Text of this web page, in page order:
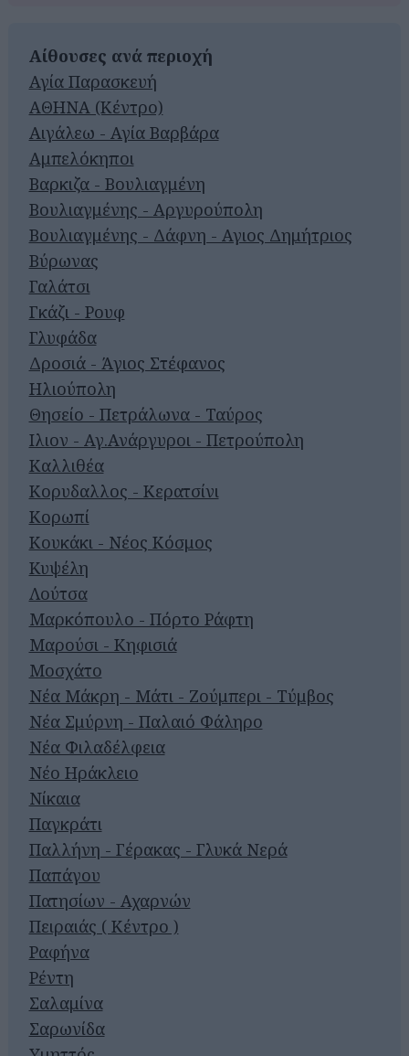
Αίθουσες ανά περιοχή
Αγία Παρασκευή
ΑΘΗΝΑ (Κέντρο)
Αιγάλεω - Αγία Βαρβάρα
Αμπελόκηποι
Βαρκιζα - Βουλιαγμένη
Βουλιαγμένης - Αργυρούπολη
Βουλιαγμένης - Δάφνη - Αγιος Δημήτριος
Βύρωνας
Γαλάτσι
Γκάζι - Ρουφ
Γλυφάδα
Δροσιά - Άγιος Στέφανος
Ηλιούπολη
Θησείο - Πετράλωνα - Ταύρος
Ιλιον - Αγ.Ανάργυροι - Πετρούπολη
Καλλιθέα
Κορυδαλλος - Κερατσίνι
Κορωπί
Κουκάκι - Νέος Κόσμος
Κυψέλη
Λούτσα
Μαρκόπουλο - Πόρτο Ράφτη
Μαρούσι - Κηφισιά
Μοσχάτο
Νέα Μάκρη - Μάτι - Ζούμπερι - Τύμβος
Νέα Σμύρνη - Παλαιό Φάληρο
Νέα Φιλαδέλφεια
Νέο Ηράκλειο
Νίκαια
Παγκράτι
Παλλήνη - Γέρακας - Γλυκά Νερά
Παπάγου
Πατησίων - Αχαρνών
Πειραιάς ( Κέντρο )
Ραφήνα
Ρέντη
Σαλαμίνα
Σαρωνίδα